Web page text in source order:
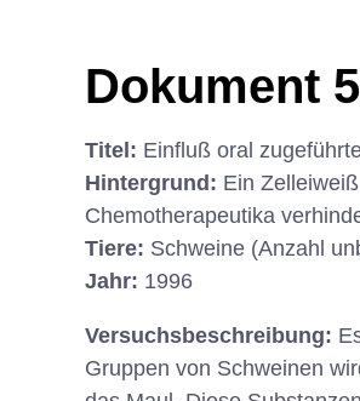
Dokument
Titel: Einfluß oral
Hintergrund: Ein
Chemotherapeutika
Tiere: Schweine (Anzahl
Jahr: 1996
Versuchsbeschreibung:
Gruppen von Schweinen